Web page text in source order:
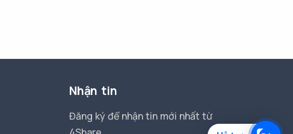
Nhận tin
Đăng ký để nhận tin mới nhất từ